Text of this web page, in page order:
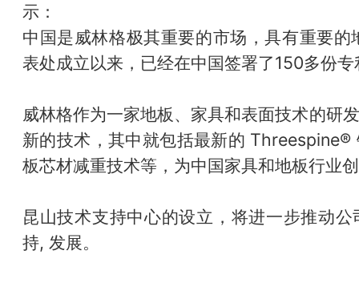
示：
中国是威林格极其重要的市场，具有重要
表处成立以来，已经在中国签署了150多份
威林格作为一家地板、家具和表面技术的研
新的技术，其中就包括最新的
板芯材减重技术等，为中国家具和地板行业
昆山技术支持中心的设立，将进一步推动
持, 发展。